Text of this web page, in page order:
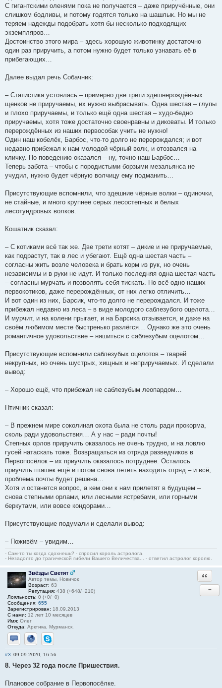
С гигантскими оленями пока не получается – даже приручённые, они
слишком бодливы, и потому годятся только на шашлык. Но мы не
теряем надежды подобрать хотя бы несколько подходящих
экземпляров…
Достоинство этого мира – здесь хорошую животинку достаточно
один раз приручить, а потом нужно будет только узнавать её в
прибегающих…
Далее выдал речь Собачник:
– Статистика устоялась – примерно две трети здешнерождённых
щенков не приручаемы, их нужно выбрасывать. Одна шестая – глупы
и плохо приручаемы, и только ещё одна шестая – худо-бедно
приручаемы, хотя тоже достаточно своенравны и диковаты. И только
перерождённых из наших первособак учить не нужно!
Один наш кобелёк, Барбос, что-то долго не перерождался; и вот
недавно прибежал к нам молодой чёрный волк, и отозвался на
кличку. По поведению оказался – ну, точно наш Барбос…
Теперь забота – чтобы с породистыми борзыми мезальянса не
учудил, нужно будет чёрную волчицу ему подманить…
Присутствующие вспомнили, что здешние чёрные волки – одиночки,
не стайные, и много крупнее серых лесостепных и белых
лесотундровых волков.
Кошатник сказал:
– С котиками всё так же. Две трети котят – дикие и не приручаемые,
как подрастут, так в лес и убегают. Ещё одна шестая часть –
согласны жить возле человека и брать корм из рук, но очень
независимы и в руки не идут. И только последняя одна шестая часть
– согласны мурчать и позволять себя тискать. Но всё одно наших
первокотиков, даже перерождённых, от них легко отличить…
И вот один из них, Барсик, что-то долго не перерождался. И тоже
прибежал недавно из леса – в виде молодого саблезубого оцелота…
И мурчит, и на колени прыгает, и на Барсика отзывается, и даже на
своём любимом месте быстренько разлёгся… Однако же это очень
романтичное удовольствие – няшиться с саблезубым оцелотом…
Присутствующие вспомнили саблезубых оцелотов – тварей
некрупных, но очень шустрых, хищных и неприручаемых. И сделали
вывод:
– Хорошо ещё, что прибежал не саблезубым леопардом…
Птичник сказал:
– В прежнем мире соколиная охота была не столь ради прокорма,
сколь ради удовольствия… А у нас – ради почты!
Степных орлов приручить оказалось не очень трудно, и на ловлю
гусей натаскать тоже. Возвращаться из отряда разведчиков в
Первопосёлок – их приучить оказалось потруднее. Осталось
приучить пташек ещё и потом снова лететь находить отряд – и всё,
проблема почты будет решена…
Хотя и останется вопрос, а кем они к нам прилетят в будущем –
снова степными орлами, или лесными ястребами, или горными
беркутами, или вовсе кондорами…
Присутствующие подумали и сделали вывод:
– Поживём – увидим…
- Сам-то ты когда сдохнешь? - спросил король астролога.
- Незадолго до трагической гибели Вашего Величества... - ответил астролог королю.
Звёзды Светят
Автор темы, Новичок
Возраст: 63
Репутация: 438 (+648/−210)
Лояльность: 0 (+0/−0)
Сообщения: 655
Зарегистрирован: 18.09.2013
С нами: 12 лет 10 месяцев
Имя: Олег
Откуда: Арктика, Мурманск.
Отправить личное сообщение
СайтSkype
−
#3 09.09.2020, 16:56
8. Через 32 года после Пришествия.
Плановое собрание в Первопосёлке.